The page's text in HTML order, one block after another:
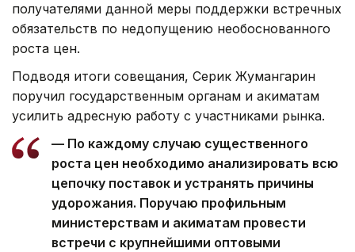
получателями данной меры поддержки встречных
обязательств по недопущению необоснованного
роста цен.
Подводя итоги совещания, Серик Жумангарин
поручил государственным органам и акиматам
усилить адресную работу с участниками рынка.
— По каждому случаю существенного
роста цен необходимо анализировать всю
цепочку поставок и устранять причины
удорожания. Поручаю профильным
министерствам и акиматам провести
встречи с крупнейшими оптовыми